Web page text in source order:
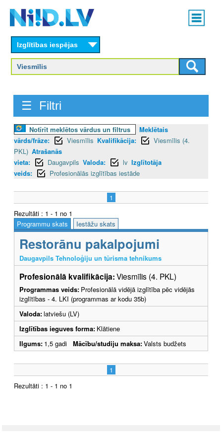
content
Main
menu
Izglītības iespējas
☰ Filtri
Notīrīt meklētos vārdus un filtrus
Meklētais
vārds/frāze:
Viesmīlis Kvalifikācija:
Viesmīlis (4.
PKL) Atrašanās
vieta:
Daugavpils Valoda: lv Izglītotāja
veids:
Profesionālās izglītības iestāde
1
Rezultāti : 1 - 1 no 1
Programmu skats
Iestāžu skats
Restorānu pakalpojumi
Daugavpils Tehnoloģiju un tūrisma tehnikums
Profesionālā kvalifikācija:Viesmīlis (4. PKL)
Programmas veids: Profesionālā vidējā izglītība pēc vidējās
izglītības - 4. LKI (programmas ar kodu 35b)
Valoda:latviešu (LV)
Izglītības ieguves forma: Klātiene
Ilgums: 1,5 gadi Mācību/studiju maksa:Valsts budžets
1
Rezultāti : 1 - 1 no 1